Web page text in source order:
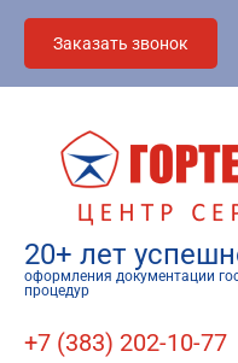
Заказать звонок
20+ лет
оформления документации
процедур
+7 (383) 202-10-77